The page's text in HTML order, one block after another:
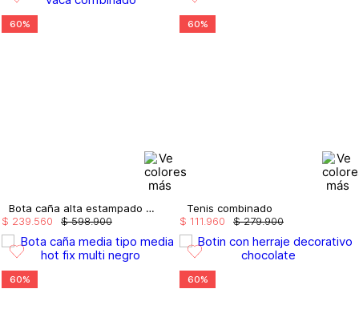
60%
Bota caña alta estampado vaca
$ 598.900
$ 239 560
60%
Tenis combinado
$ 279.900
$ 111 960
60% 60%